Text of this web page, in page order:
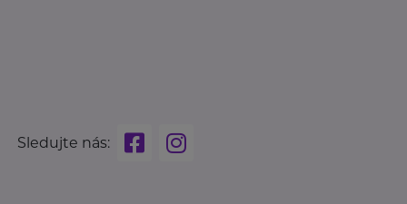
Sledujte nás: